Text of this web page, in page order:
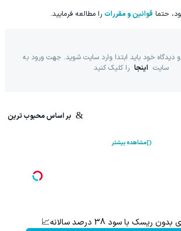
حتما قوانین و مقررات را مطالعه فرمایید.
خود باید ابتدا وارد سایت شوید. جهت ورود به
سایت اینجا را کلیک کنید
بر اساس محبوب ترین
مشاهده بیشتر
ریسک با سود 38 درصد سالانه📈